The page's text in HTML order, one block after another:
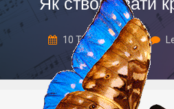
10 Травня, 2024